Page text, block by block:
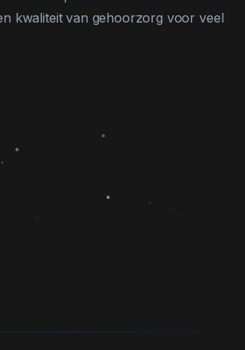
kwaliteit van gehoorzorg voor veel